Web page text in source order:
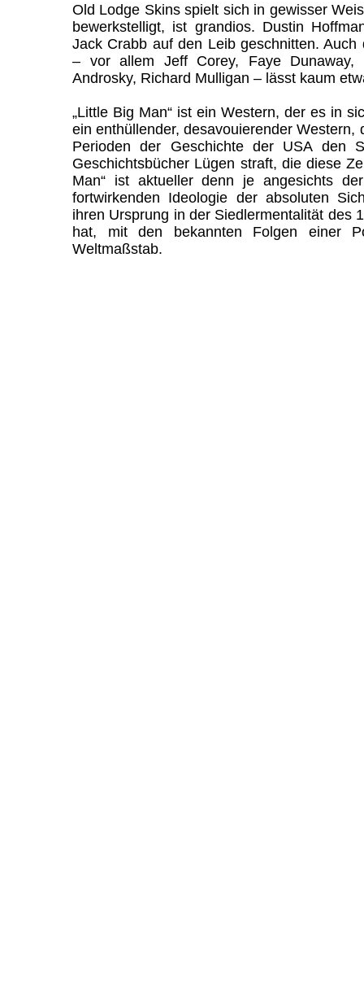
Old Lodge Skins spielt sich in gewisser
bewerkstelligt, ist grandios. Dustin
Jack Crabb auf den Leib geschnitten.
– vor allem Jeff Corey, Faye Dunaway,
Androsky, Richard Mulligan – lässt kaum
„Little Big Man“ ist ein Western, der es in
ein enthüllender, desavouierender Western,
Perioden der Geschichte der USA den
Geschichtsbücher Lügen straft, die diese
Man“ ist aktueller denn je angesichts
fortwirkenden Ideologie der absoluten
ihren Ursprung in der Siedlermentalität des
hat, mit den bekannten Folgen einer
Weltmaßstab.